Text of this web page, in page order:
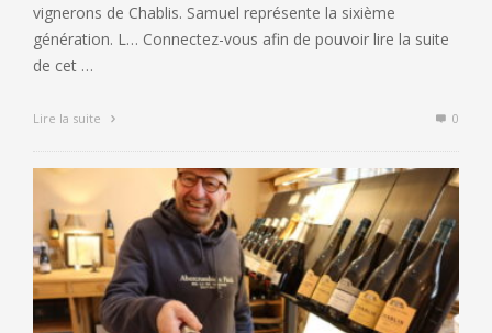
vignerons de Chablis. Samuel représente la sixième
génération. L… Connectez-vous afin de pouvoir lire la suite
de cet …
Lire la suite 0